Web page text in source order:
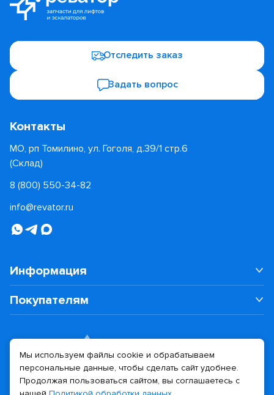
Отследить заказ
Задать вопрос
Контакты
МО, рп Томилино, ул. Гоголя, д.39/1 стр.6
(Склад)
8 (800) 550-34-82
info@revator.ru
Информация
Покупателям
Дизайн сайта Разработка сайта
Мы используем файлы cookie и обрабатываем
персональные данные, чтобы сделать сайт удобнее.
Продолжая пользоваться сайтом, вы соглашаетесь с